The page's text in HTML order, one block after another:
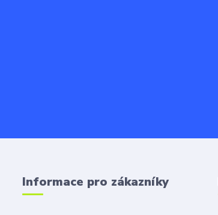
Informace pro zákazníky